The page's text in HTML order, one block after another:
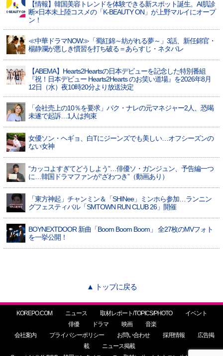
【情報】韓国美容トレンドを体験できる新スポット誕生。AI肌診
断×日本未上陸コスメの「K-BEAUTY ON」が上野マルイにオープ
ン！
≪中華ドラマNOW≫「蜀紅錦～紡がれる夢～」3話、新任錦官・
楊静瀾が悪しき慣習を打ち破る＝あらすじ・ネタバレ
【ABEMA】Hearts2Heartsの日本デビューを記念した特別番組
『祝！日本デビュー Hearts2Hearts のお笑い道場』を2026年8月
12日（水）夜10時20分より放送決定
「会社売上の10％を要求」パク・ナレの元マネジャー2人、恐喝
未遂で起訴…1人は拘束
女優ソン・ヘギョ、白Tにジーンズでも美しい…オフシーズンの
ない女神
“カッコよすぎてどうしよう”…俳優ソ・ガンジュン、予告編一つ
に…韓国ドラマファンが“ざわつき”（動画あり）
「東方神起」チャンミン＆「SHINee」ミンホら参加…ランニン
グフェスティバル「SMTOWN RUN CLUB 26」開催
BOYNEXTDOOR 新曲「Boom Boom Boom」 全27枚のMVフォト
を一挙公開！
▲ トップに戻る
KOREPO.COM ニュース 取材レポート/TOPICS/PHOTO
イベント
俳優
ドラマ 映画
音楽
会社案内
プライバシーポリシー お問い合わせ 採用情報
広告掲
載
ニュース掲載